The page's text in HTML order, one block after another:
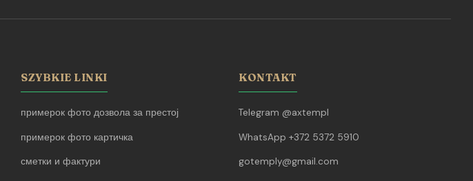
SZYBKIE LINKI
примерок фото дозвола за престој
примерок фото картичка
сметки и фактури
KONTAKT
Telegram @axtempl
WhatsApp +372 5372 5910
gotemply@gmail.com